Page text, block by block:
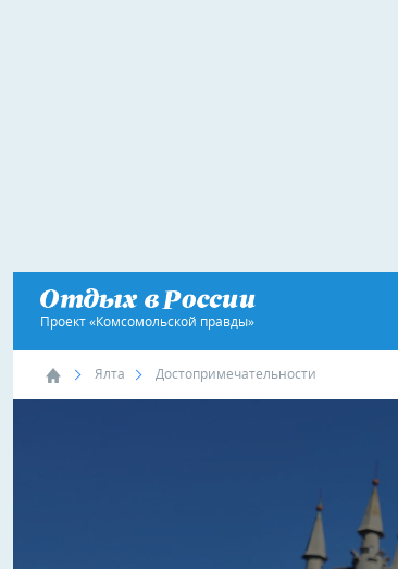
Проект «Комсомольской правды»
Ялта Достопримечательности